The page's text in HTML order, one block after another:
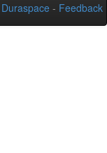
Duraspace - Feedback